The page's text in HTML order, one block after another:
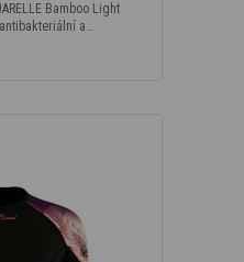
Bamboo Light
a…